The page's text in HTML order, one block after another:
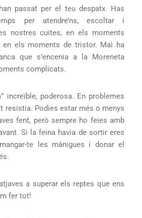
passat per el teu despatx. Has
per atendre’ns, escoltar i
nostres cuites, en els moments
en els moments de tristor. Mai ha
que s’encenia a la Moreneta
complicats.
increïble, poderosa. En problemes
resistia. Podies estar més o menys
fent, però sempre ho feies amb
Si la feina havia de sortir eres
te les mànigues i donar el
a superar els reptes que ens
fer tot!